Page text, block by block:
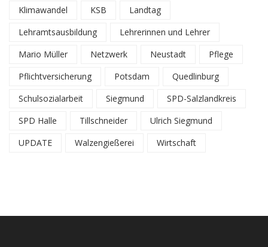
Klimawandel
KSB
Landtag
Lehramtsausbildung
Lehrerinnen und Lehrer
Mario Müller
Netzwerk Neustadt
Pflege
Pflichtversicherung
Potsdam
Quedlinburg
Schulsozialarbeit
Siegmund
SPD-Salzlandkreis
SPD Halle
Tillschneider
Ulrich Siegmund
UPDATE
Walzengießerei Wirtschaft